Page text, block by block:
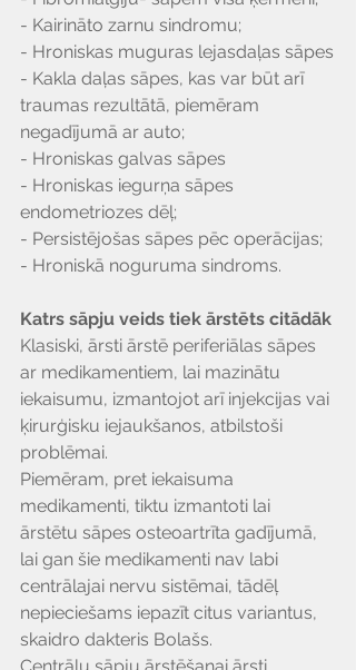
- Kairināto zarnu sindromu;
- Hroniskas muguras lejasdaļas sāpes
- Kakla daļas sāpes, kas var būt arī
traumas rezultātā, piemēram
negadījumā ar auto;
- Hroniskas galvas sāpes
- Hroniskas iegurņa sāpes
endometriozes dēļ;
- Persistējošas sāpes pēc operācijas;
- Hroniskā noguruma sindroms.
Katrs sāpju veids tiek ārstēts citādāk
Klasiski, ārsti ārstē periferiālas sāpes
ar medikamentiem, lai mazinātu
iekaisumu, izmantojot arī injekcijas vai
ķirurģisku iejaukšanos, atbilstoši
problēmai.
Piemēram, pret iekaisuma
medikamenti, tiktu izmantoti lai
ārstētu sāpes osteoartrīta gadījumā,
lai gan šie medikamenti nav labi
centrālajai nervu sistēmai, tādēļ
nepieciešams iepazīt citus variantus,
skaidro dakteris Bolašs.